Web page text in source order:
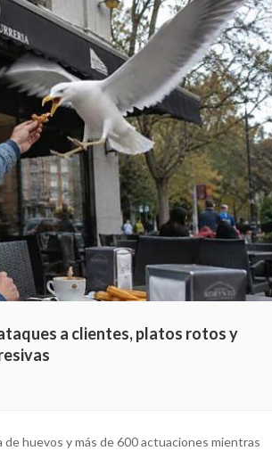
a clientes, platos rotos y
huevos y más de 600 actuaciones mientras